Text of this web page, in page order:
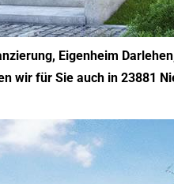
Eigenheim
wir für Sie auch in 23881